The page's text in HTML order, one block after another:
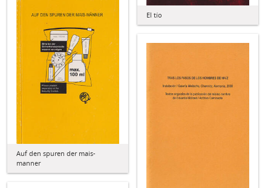
El tío
Auf den spuren der mais-
manner